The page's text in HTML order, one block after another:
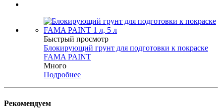
Быстрый просмотр
Блокирующий грунт для подготовки к покраске
FAMA PAINT
Много
Подробнее
Рекомендуем